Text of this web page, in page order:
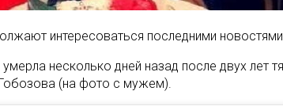
интересоваться последними
несколько дней назад после двух
(на фото с мужем).